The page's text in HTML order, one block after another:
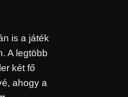
is a játék
A legtöbb
két fő
ahogy a